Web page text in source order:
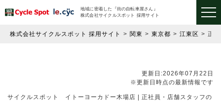
地域に密着した『街の自転車屋さん』
株式会社サイクルスポット 採用サイト
株式会社サイクルスポット 採用サイト 関東 東京都 江東区 正
更新日:2026年07月22日
※更新日時点の最新情報です
サイクルスポット イトーヨーカドー木場店 | 正社員・店舗スタッフの